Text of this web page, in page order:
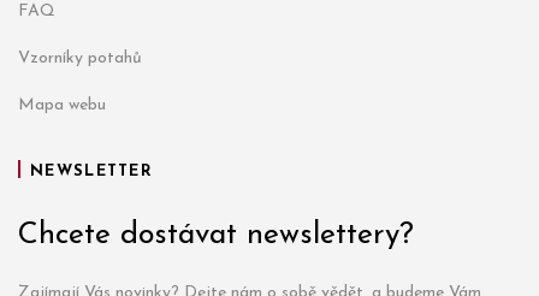
FAQ
Vzorníky potahů
Mapa webu
NEWSLETTER
Chcete dostávat newslettery?